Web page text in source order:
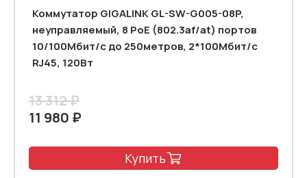
Коммутатор GIGALINK GL-SW-G005-08P,
неуправляемый, 8 PoE (802.3af/at) портов
10/100Мбит/с до 250метров, 2*100Mбит/c
RJ45, 120Вт
13 312 ₽
11 980 ₽
Купить